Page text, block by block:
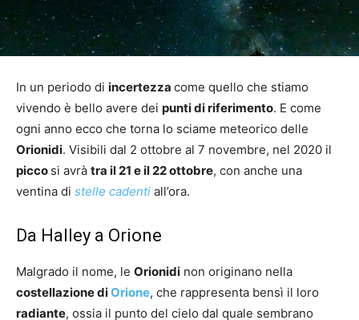
In un periodo di incertezza come quello che stiamo
vivendo è bello avere dei punti di riferimento. E come
ogni anno ecco che torna lo sciame meteorico delle
Orionidi. Visibili dal 2 ottobre al 7 novembre, nel 2020 il
picco si avrà tra il 21 e il 22 ottobre, con anche una
ventina di stelle cadenti all’ora.
Da Halley a Orione
Malgrado il nome, le Orionidi non originano nella
costellazione diOrione, che rappresenta bensì il loro
radiante, ossia il punto del cielo dal quale sembrano